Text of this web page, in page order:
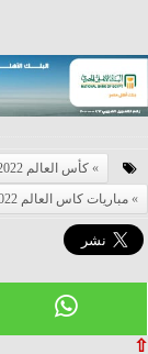
كأس العالم 2022
مباريات كاس العالم 2022
⇧